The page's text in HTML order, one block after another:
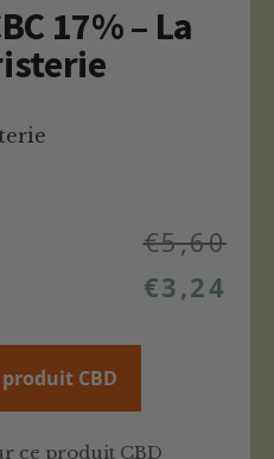
17% – La
€5,60
€3,24
CBD
ce produit CBD